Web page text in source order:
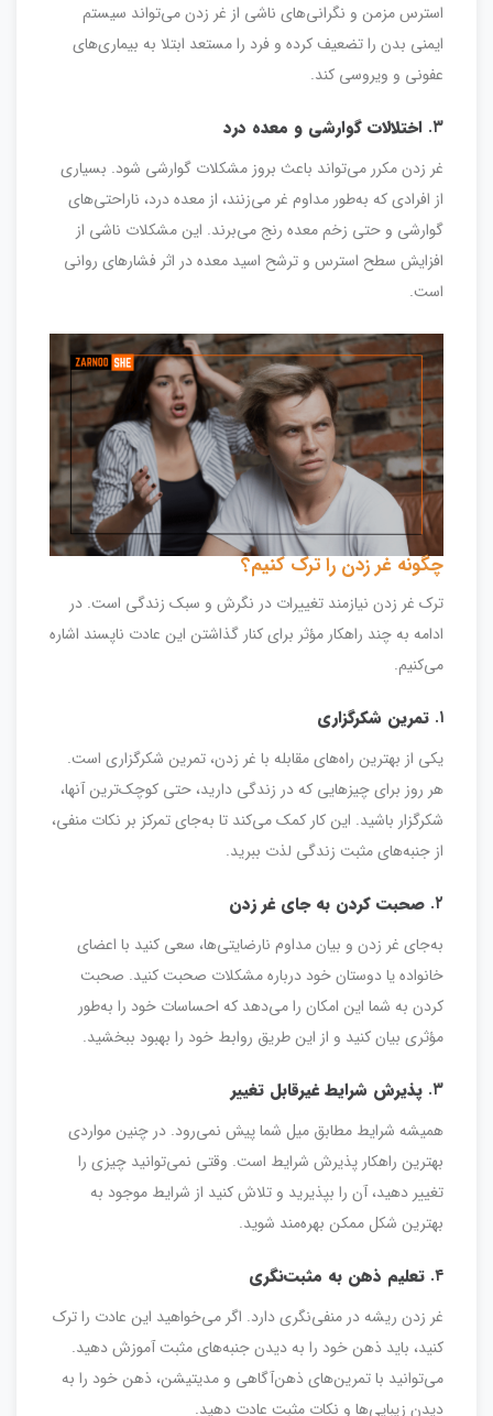
استرس مزمن و نگرانی‌های ناشی از غر زدن می‌تواند سیستم
ایمنی بدن را تضعیف کرده و فرد را مستعد ابتلا به بیماری‌های
عفونی و ویروسی کند.
۳. اختلالات گوارشی و معده درد
غر زدن مکرر می‌تواند باعث بروز مشکلات گوارشی شود. بسیاری
از افرادی که به‌طور مداوم غر می‌زنند، از معده درد، ناراحتی‌های
گوارشی و حتی زخم معده رنج می‌برند. این مشکلات ناشی از
افزایش سطح استرس و ترشح اسید معده در اثر فشارهای روانی
است.
چگونه غر زدن را ترک کنیم؟
ترک غر زدن نیازمند تغییرات در نگرش و سبک زندگی است. در
ادامه به چند راهکار مؤثر برای کنار گذاشتن این عادت ناپسند اشاره
می‌کنیم.
۱. تمرین شکرگزاری
یکی از بهترین راه‌های مقابله با غر زدن، تمرین شکرگزاری است.
هر روز برای چیزهایی که در زندگی دارید، حتی کوچک‌ترین آنها،
شکرگزار باشید. این کار کمک می‌کند تا به‌جای تمرکز بر نکات منفی،
از جنبه‌های مثبت زندگی لذت ببرید.
۲. صحبت کردن به جای غر زدن
به‌جای غر زدن و بیان مداوم نارضایتی‌ها، سعی کنید با اعضای
خانواده یا دوستان خود درباره مشکلات صحبت کنید. صحبت
کردن به شما این امکان را می‌دهد که احساسات خود را به‌طور
مؤثری بیان کنید و از این طریق روابط خود را بهبود ببخشید.
۳. پذیرش شرایط غیرقابل تغییر
همیشه شرایط مطابق میل شما پیش نمی‌رود. در چنین مواردی
بهترین راهکار پذیرش شرایط است. وقتی نمی‌توانید چیزی را
تغییر دهید، آن را بپذیرید و تلاش کنید از شرایط موجود به
بهترین شکل ممکن بهره‌مند شوید.
۴. تعلیم ذهن به مثبت‌نگری
غر زدن ریشه در منفی‌نگری دارد. اگر می‌خواهید این عادت را ترک
کنید، باید ذهن خود را به دیدن جنبه‌های مثبت آموزش دهید.
می‌توانید با تمرین‌های ذهن‌آگاهی و مدیتیشن، ذهن خود را به
دیدن زیبایی‌ها و نکات مثبت عادت دهید.